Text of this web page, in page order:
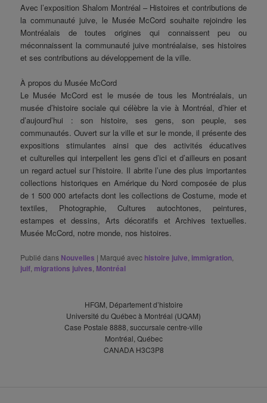
Avec l’exposition Shalom Montréal – Histoires et contributions de
la communauté juive, le Musée McCord souhaite rejoindre les
Montréalais de toutes origines qui connaissent peu ou
méconnaissent la communauté juive montréalaise, ses histoires
et ses contributions au développement de la ville.
À propos du Musée McCord
Le Musée McCord est le musée de tous les Montréalais, un
musée d’histoire sociale qui célèbre la vie à Montréal, d’hier et
d’aujourd’hui : son histoire, ses gens, son peuple, ses
communautés. Ouvert sur la ville et sur le monde, il présente des
expositions stimulantes ainsi que des activités éducatives
et culturelles qui interpellent les gens d’ici et d’ailleurs en posant
un regard actuel sur l’histoire. Il abrite l’une des plus importantes
collections historiques en Amérique du Nord composée de plus
de 1 500 000 artefacts dont les collections de Costume, mode et
textiles, Photographie, Cultures autochtones, peintures,
estampes et dessins, Arts décoratifs et Archives textuelles.
Musée McCord, notre monde, nos histoires.
Publié dans Nouvelles | Marqué avec histoire juive immigration
juif migrations juives Montréal
HFGM, Département d’histoire
Université du Québec à Montréal (UQAM)
Case Postale 8888, succursale centre-ville
Montréal, Québec
CANADA H3C3P8